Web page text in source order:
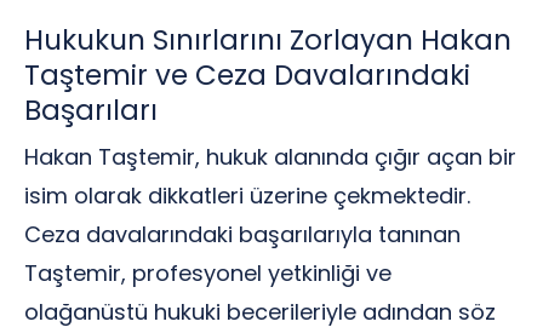
Hukukun Sınırlarını Zorlayan Hakan
Taştemir ve Ceza Davalarındaki
Başarıları
Hakan Taştemir, hukuk alanında çığır açan bir
isim olarak dikkatleri üzerine çekmektedir.
Ceza davalarındaki başarılarıyla tanınan
Taştemir, profesyonel yetkinliği ve
olağanüstü hukuki becerileriyle adından söz